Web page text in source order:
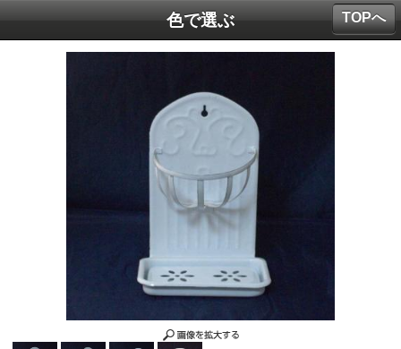
色で選ぶ TOPへ